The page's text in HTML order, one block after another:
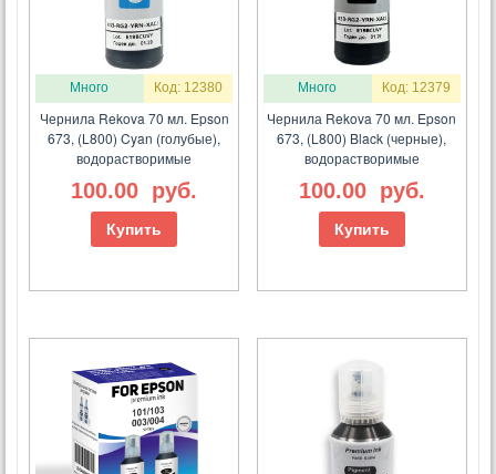
Много Код: 12380
Чернила Rekova 70 мл. Epson
673, (L800) Cyan (голубые),
водорастворимые
100.00 руб.
Купить
Много Код: 12379
Чернила Rekova 70 мл. Epson
673, (L800) Black (черные),
водорастворимые
100.00 руб.
Купить